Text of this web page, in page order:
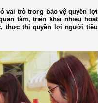
vai trò trong bảo vệ quyền lợi
tâm, triển khai nhiều hoạt
thực thi quyền lợi người tiêu